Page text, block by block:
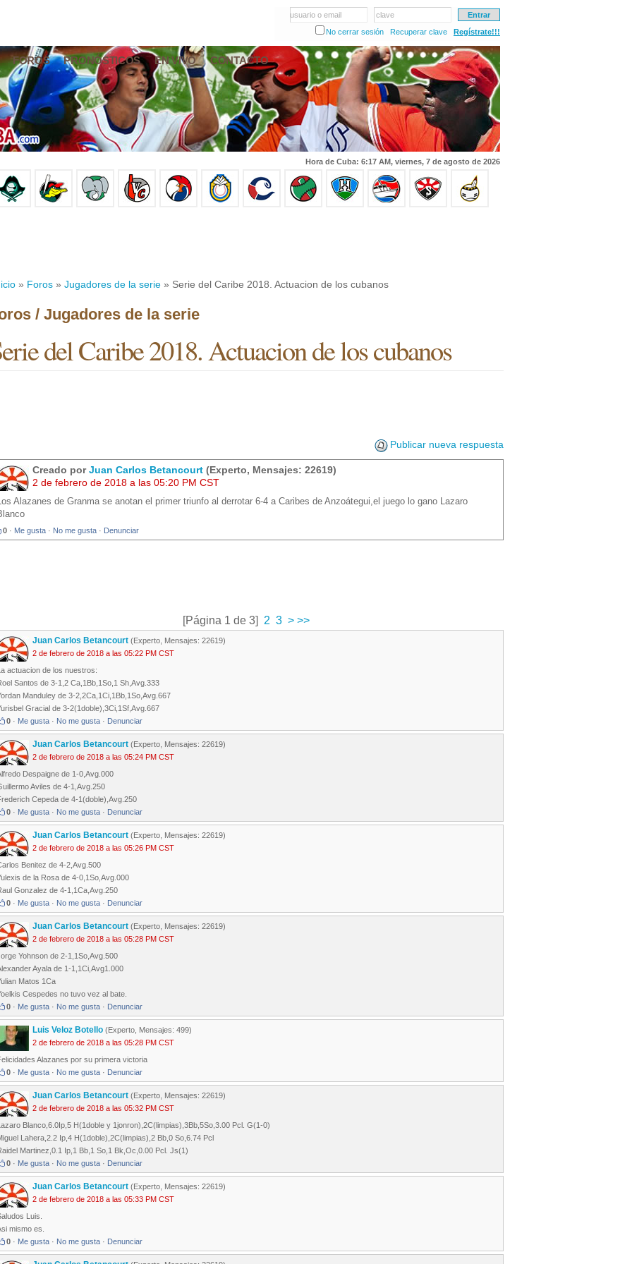
usuario o email
clave
No cerrar sesión
Recuperar clave Regístrate!!!
FOROS PRONÓSTICOS EN VIVO CONTACTO
Hora de Cuba: 6:17 AM, viernes, 7 de agosto de 2026
» Foros » Jugadores de la serie » Serie del Caribe 2018. Actuacion de los cubanos
/ Jugadores de la serie
del Caribe 2018. Actuacion de los cubanos
Publicar nueva respuesta
Creado porJuan Carlos Betancourt (Experto, Mensajes: 22619)
2 de febrero de 2018 a las 05:20 PM CST
Alazanes de Granma se anotan el primer triunfo al derrotar 6-4 a Caribes de Anzoátegui,el juego lo gano Lazaro
0 · Me gusta · No me gusta · Denunciar
[Página 1 de 3] 2 3 > >>
Juan Carlos Betancourt (Experto, Mensajes: 22619)
2 de febrero de 2018 a las 05:22 PM CST
actuacion de los nuestros:
Santos de 3-1,2 Ca,1Bb,1So,1 Sh,Avg.333
Manduley de 3-2,2Ca,1Ci,1Bb,1So,Avg.667
Gracial de 3-2(1doble),3Ci,1Sf,Avg.667
0 · Me gusta · No me gusta · Denunciar
Juan Carlos Betancourt (Experto, Mensajes: 22619)
2 de febrero de 2018 a las 05:24 PM CST
Despaigne de 1-0,Avg.000
Aviles de 4-1,Avg.250
Cepeda de 4-1(doble),Avg.250
0 · Me gusta · No me gusta · Denunciar
Juan Carlos Betancourt (Experto, Mensajes: 22619)
2 de febrero de 2018 a las 05:26 PM CST
Benitez de 4-2,Avg.500
de la Rosa de 4-0,1So,Avg.000
Gonzalez de 4-1,1Ca,Avg.250
0 · Me gusta · No me gusta · Denunciar
Juan Carlos Betancourt (Experto, Mensajes: 22619)
2 de febrero de 2018 a las 05:28 PM CST
Yohnson de 2-1,1So,Avg.500
Ayala de 1-1,1Ci,Avg1.000
Matos 1Ca
Cespedes no tuvo vez al bate.
0 · Me gusta · No me gusta · Denunciar
Luis Veloz Botello (Experto, Mensajes: 499)
2 de febrero de 2018 a las 05:28 PM CST
Alazanes por su primera victoria
0 · Me gusta · No me gusta · Denunciar
Juan Carlos Betancourt (Experto, Mensajes: 22619)
2 de febrero de 2018 a las 05:32 PM CST
Blanco,6.0Ip,5 H(1doble y 1jonron),2C(limpias),3Bb,5So,3.00 Pcl. G(1-0)
Lahera,2.2 Ip,4 H(1doble),2C(limpias),2 Bb,0 So,6.74 Pcl
Martinez,0.1 Ip,1 Bb,1 So,1 Bk,Oc,0.00 Pcl. Js(1)
0 · Me gusta · No me gusta · Denunciar
Juan Carlos Betancourt (Experto, Mensajes: 22619)
2 de febrero de 2018 a las 05:33 PM CST
Luis.
mismo es.
0 · Me gusta · No me gusta · Denunciar